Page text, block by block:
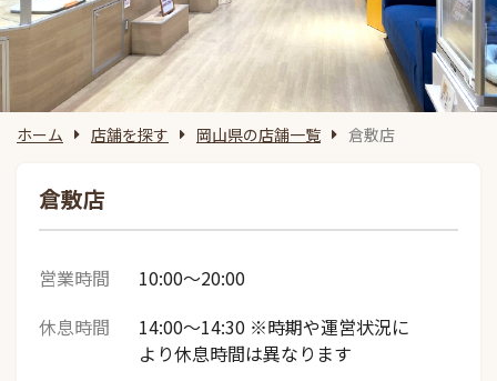
ホーム 店舗を探す 岡山県の店舗一覧 倉敷店
倉敷店
営業時間
10:00～20:00
休息時間
14:00～14:30 ※時期や運営状況に
より休息時間は異なります